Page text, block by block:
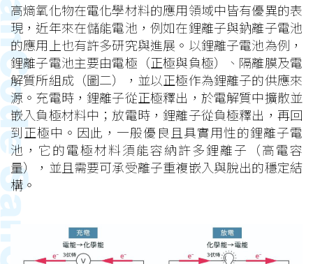
高熵氧化物在電化學材料的應用領域中皆有優異的表
現，近年來在儲能電池，例如在鋰離子與鈉離子電池
的應用上也有許多研究與進展。以鋰離子電池為例，
鋰離子電池主要由電極（正極與負極）、隔離膜及電
解質所組成（圖二），並以正極作為鋰離子的供應來
源。充電時，鋰離子從正極釋出，於電解質中擴散並
嵌入負極材料中；放電時，鋰離子從負極釋出，再回
到正極中。因此，一般優良且具實用性的鋰離子電
池，它的電極材料須能容納許多鋰離子（高電容
量），並且需要可承受離子重複嵌入與脫出的穩定結
構。